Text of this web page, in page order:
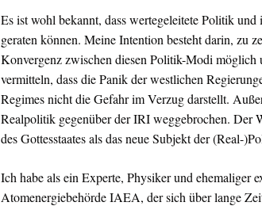
Es ist wohl bekannt, dass wertegeleitete Politik
geraten können. Meine Intention besteht darin, zu
Konvergenz zwischen diesen Politik-Modi
vermitteln, dass die Panik der westlichen
Regimes nicht die Gefahr im Verzug darstellt.
Realpolitik gegenüber der IRI weggebrochen. Der
des Gottesstaates als das neue Subjekt der (Real-
Ich habe als ein Experte, Physiker und ehemaliger
Atomenergiebehörde IAEA, der sich über lange